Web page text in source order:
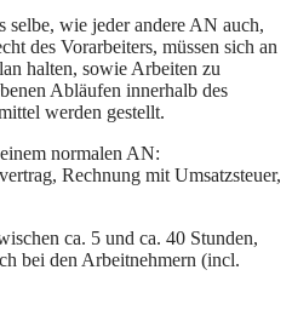
selbe, wie jeder andere AN auch,
des Vorarbeiters, müssen sich an
halten, sowie Arbeiten zu
Abläufen innerhalb des
werden gestellt.
normalen AN:
Rechnung mit Umsatzsteuer,
ca. 5 und ca. 40 Stunden,
bei den Arbeitnehmern (incl.